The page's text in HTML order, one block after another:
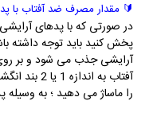
🔰 مقدار مصرف ضد آفتاب با
در صورتی که با پدهای
پخش کنید باید توجه داشته
آرایشی جذب می شود و بر
آفتاب به
را ماساژ می دهید ؛ به وسیله